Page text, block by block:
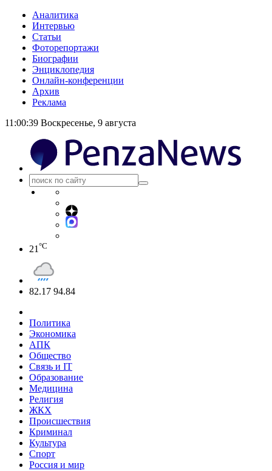
Аналитика
Интервью
Статьи
Фоторепортажи
Биографии
Энциклопедия
Онлайн-конференции
Архив
Реклама
11:00:39 Воскресенье, 9 августа
21 °C
82.17 94.84
Политика
Экономика
АПК
Общество
Связь и IT
Образование
Медицина
Религия
ЖКХ
Происшествия
Криминал
Культура
Спорт
Россия и мир